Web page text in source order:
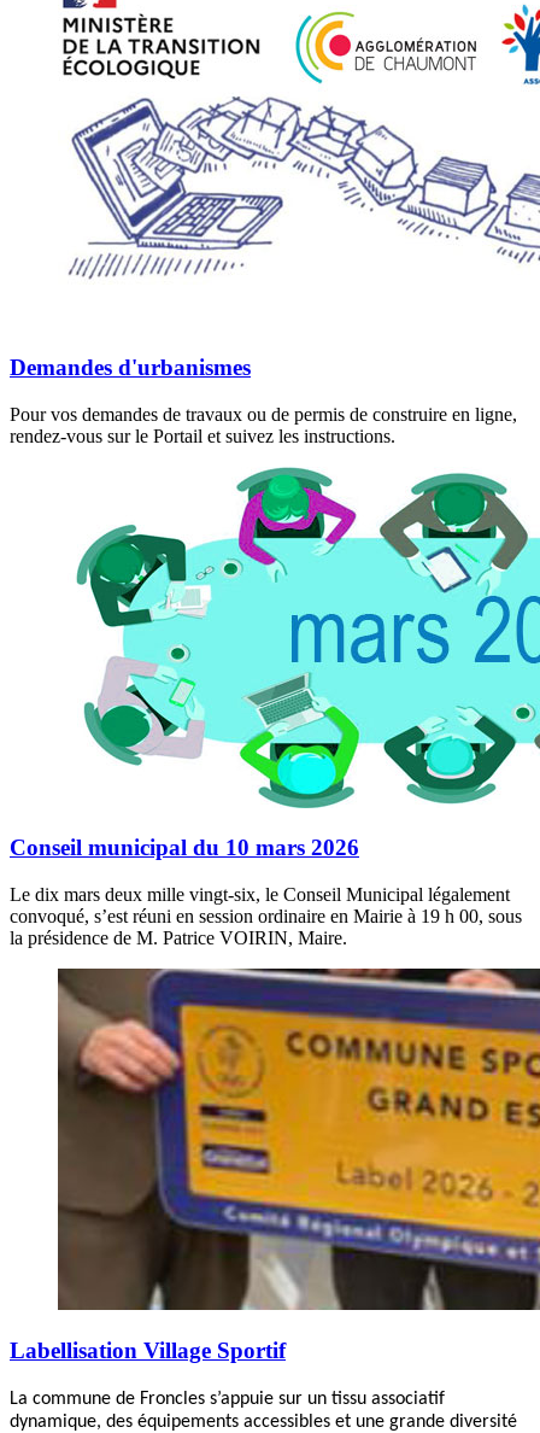
Demandes d'urbanismes
Pour vos demandes de travaux ou de permis de construire en ligne,
rendez-vous sur le Portail et suivez les instructions.
Conseil municipal du 10 mars 2026
Le dix mars deux mille vingt-six, le Conseil Municipal légalement
convoqué, s’est réuni en session ordinaire en Mairie à 19 h 00, sous
la présidence de M. Patrice VOIRIN, Maire.
Labellisation Village Sportif
La commune de Froncles s’appuie sur un tissu associatif
dynamique, des équipements accessibles et une grande diversité